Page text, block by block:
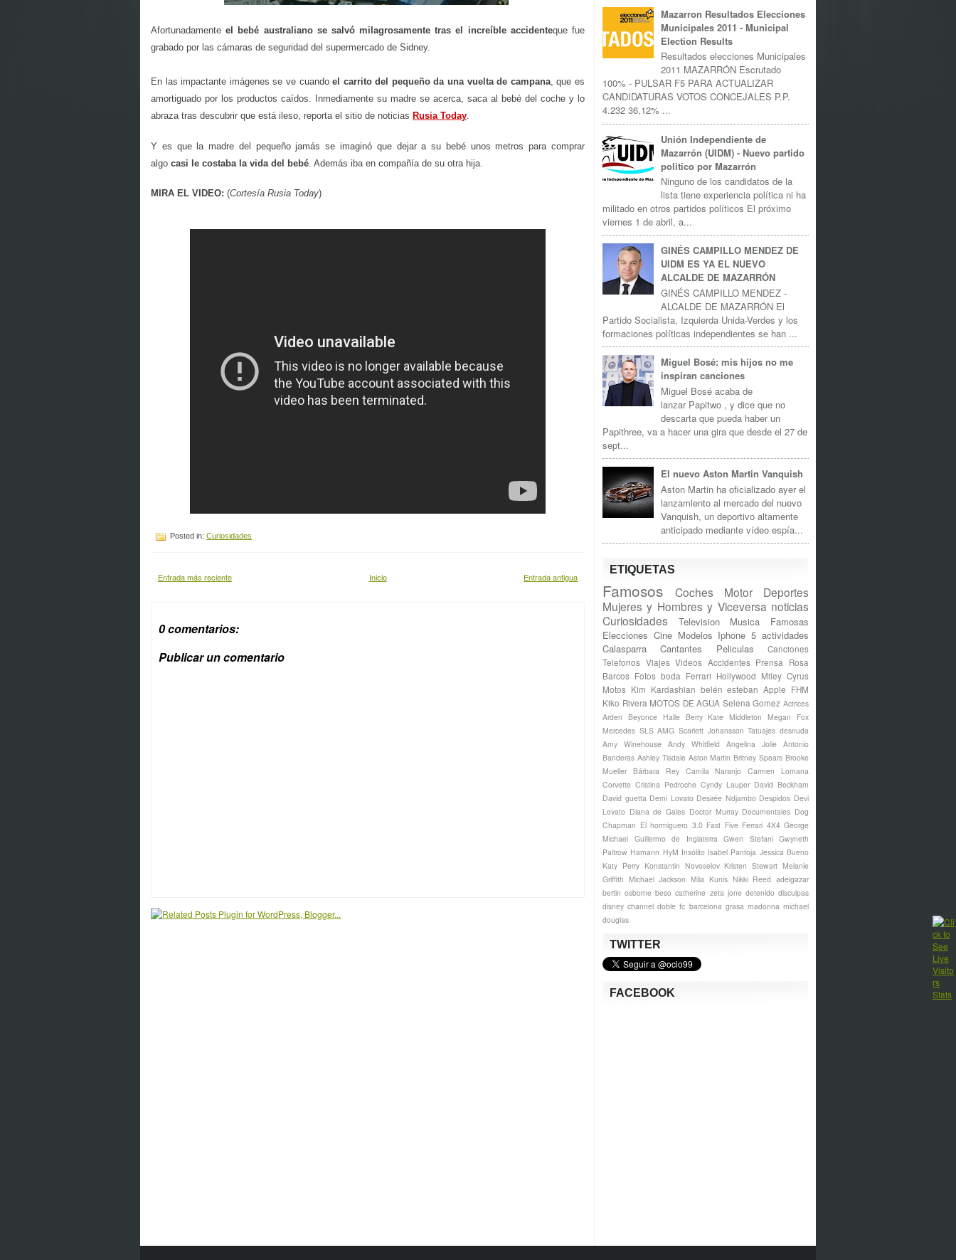
Afortunadamenteel bebé australiano se salvó milagrosamente tras el increíble accidenteque fue
grabado por las cámaras de seguridad del supermercado de Sidney.
En las impactante imágenes se ve cuandoel carrito del pequeño da una vuelta de campana, que es
amortiguado por los productos caídos. Inmediamente su madre se acerca, saca al bebé del coche y lo
abraza tras descubrir que está ileso, reporta el sitio de noticias Rusia Today.
Y es que la madre del pequeño jamás se imaginó que dejar a su bebé unos metros para comprar
algo casi le costaba la vida del bebé . Además iba en compañía de su otra hija.
MIRA EL VIDEO: (Cortesía Rusia Today)
Posted in: Curiosidades
Entrada más reciente Entrada antigua
Inicio
0 comentarios:
Publicar un comentario
Mazarron Resultados Elecciones
Municipales 2011 - Municipal
Election Results
Resultados elecciones Municipales
2011 MAZARRÓN Escrutado
100% - PULSAR F5 PARA ACTUALIZAR
CANDIDATURAS VOTOS CONCEJALES P.P.
4.232 36,12% ...
Unión Independiente de
Mazarrón (UIDM) - Nuevo partido
politico por Mazarrón
Ninguno de los candidatos de la
lista tiene experiencia política ni ha
militado en otros partidos políticos El próximo
viernes 1 de abril, a...
GINÉS CAMPILLO MENDEZ DE
UIDM ES YA EL NUEVO
ALCALDE DE MAZARRÓN
GINÉS CAMPILLO MENDEZ -
ALCALDE DE MAZARRÓN El
Partido Socialista, Izquierda Unida-Verdes y los
formaciones políticas independientes se han ...
Miguel Bosé: mis hijos no me
inspiran canciones
Miguel Bosé acaba de
lanzar Papitwo , y dice que no
descarta que pueda haber un
Papithree, va a hacer una gira que desde el 27 de
sept...
El nuevo Aston Martin Vanquish
Aston Martin ha oficializado ayer el
lanzamiento al mercado del nuevo
Vanquish, un deportivo altamente
anticipado mediante vídeo espía...
ETIQUETAS
Famosos Coches Motor
Deportes
Mujeres y Hombres y Viceversa noticias
Curiosidades
Television Musica
Famosas
Elecciones Cine Modelos Iphone 5 actividades
Calasparra
Cantantes Peliculas
Canciones
Telefonos Viajes Videos Accidentes Prensa Rosa
Barcos Fotos boda Ferrari Hollywood Miley Cyrus
Motos Kim Kardashian belén esteban Apple FHM
Kiko Rivera MOTOS DE AGUA Selena Gomez Actrices
Arden
Beyonce Halle Berry Kate Middleton
Megan Fox
Mercedes SLS AMG Scarlett Johansson Tatuajes desnuda
Amy Winehouse Andy Whitfield Angelina Jolie Antonio
Banderas Ashley Tisdale Aston Martin Britney Spears Brooke
Mueller
Bárbara Rey Camila Naranjo
Carmen Lomana
Corvette Cristina Pedroche Cyndy Lauper David Beckham
David guetta Demi Lovato Desirée Ndjambo Despidos Devi
Lovato Diana de Gales Doctor Murray Documentales Dog
Chapman El hormiguero 3.0 Fast Five Ferrari 4X4 George
Michael Guillermo de Inglaterra Gwen Stefani Gwyneth
Paltrow Hamann HyM Insólito Isabel Pantoja Jessica Bueno
Katy Perry Konstantin Novoselov Kristen Stewart Melanie
Griffith Michael Jackson Mila Kunis Nikki Reed adelgazar
bertin osborne beso catherine zeta jone detenido disculpas
disney channel doble fc barcelona grasa madonna michael
douglas
TWITTER
FACEBOOK